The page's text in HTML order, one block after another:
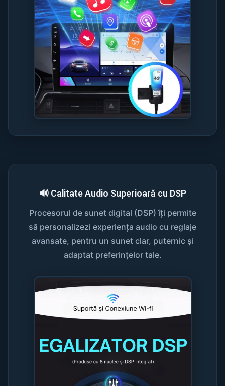
🔊 Calitate Audio Superioară cu DSP
Procesorul de sunet digital (DSP) îți permite
să personalizezi experiența audio cu reglaje
avansate, pentru un sunet clar, puternic și
adaptat preferințelor tale.